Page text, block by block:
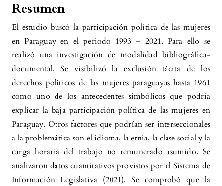
Resumen
El estudio buscó la participación política de las mujeres
en Paraguay en el periodo 1993 – 2021. Para ello se
realizó una investigación de modalidad bibliográfica-
documental. Se visibilizó la exclusión tácita de los
derechos políticos de las mujeres paraguayas hasta 1961
como uno de los antecedentes simbólicos que podría
explicar la baja participación política de las mujeres en
Paraguay. Otros factores que podrían ser interseccionales
a la problemática son el idioma, la etnia, la clase social y la
carga horaria del trabajo no remunerado asumido. Se
analizaron datos cuantitativos provistos por el Sistema de
Información Legislativa (2021). Se comprobó que la